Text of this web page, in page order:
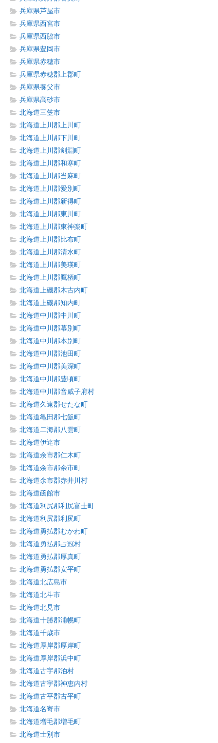
兵庫県芦屋市
兵庫県西宮市
兵庫県西脇市
兵庫県豊岡市
兵庫県赤穂市
兵庫県赤穂郡上郡町
兵庫県養父市
兵庫県高砂市
北海道三笠市
北海道上川郡上川町
北海道上川郡下川町
北海道上川郡剣淵町
北海道上川郡和寒町
北海道上川郡当麻町
北海道上川郡愛別町
北海道上川郡新得町
北海道上川郡東川町
北海道上川郡東神楽町
北海道上川郡比布町
北海道上川郡清水町
北海道上川郡美瑛町
北海道上川郡鷹栖町
北海道上磯郡木古内町
北海道上磯郡知内町
北海道中川郡中川町
北海道中川郡幕別町
北海道中川郡本別町
北海道中川郡池田町
北海道中川郡美深町
北海道中川郡豊頃町
北海道中川郡音威子府村
北海道久遠郡せたな町
北海道亀田郡七飯町
北海道二海郡八雲町
北海道伊達市
北海道余市郡仁木町
北海道余市郡余市町
北海道余市郡赤井川村
北海道函館市
北海道利尻郡利尻富士町
北海道利尻郡利尻町
北海道勇払郡むかわ町
北海道勇払郡占冠村
北海道勇払郡厚真町
北海道勇払郡安平町
北海道北広島市
北海道北斗市
北海道北見市
北海道十勝郡浦幌町
北海道千歳市
北海道厚岸郡厚岸町
北海道厚岸郡浜中町
北海道古宇郡泊村
北海道古宇郡神恵内村
北海道古平郡古平町
北海道名寄市
北海道増毛郡増毛町
北海道士別市